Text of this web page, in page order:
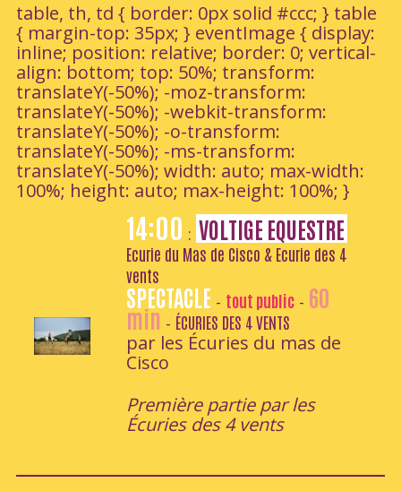
table, th, td { border: 0px solid #ccc; } table
{ margin-top: 35px; } eventImage { display:
inline; position: relative; border: 0; vertical-
align: bottom; top: 50%; transform:
translateY(-50%); -moz-transform:
translateY(-50%); -webkit-transform:
translateY(-50%); -o-transform:
translateY(-50%); -ms-transform:
translateY(-50%); width: auto; max-width:
100%; height: auto; max-height: 100%; }
14:00 : VOLTIGE EQUESTRE
Ecurie du Mas de Cisco & Ecurie des 4
vents
SPECTACLE - tout public- 60
min - ÉCURIES DES 4 VENTS
par les Écuries du mas de
Cisco
Première partie par les
Écuries des 4 vents